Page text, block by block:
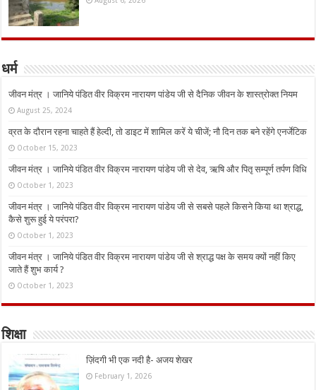
धर्म
जीवन मंत्र । जानिये पंडित वीर विक्रम नारायण पांडेय जी से दैनिक जीवन के शास्त्रोक्त नियम
August 25, 2024
व्रत के दौरान रहना चाहते हैं हेल्दी, तो डाइट में शामिल करें ये चीजें; नौ दिन तक बने रहेंगे एनर्जेटिक
October 15, 2023
जीवन मंत्र । जानिये पंडित वीर विक्रम नारायण पांडेय जी से देव, ऋषि और पितृ सम्पूर्ण तर्पण विधि
October 1, 2023
जीवन मंत्र । जानिये पंडित वीर विक्रम नारायण पांडेय जी से सबसे पहले किसने किया था श्राद्ध,
कैसे शुरू हुई ये परंपरा?
October 1, 2023
जीवन मंत्र । जानिये पंडित वीर विक्रम नारायण पांडेय जी से श्राद्ध पक्ष के समय क्यों नहीं किए
जाते हैं शुभ कार्य ?
October 1, 2023
शिक्षा
ज़िंदगी भी एक नदी है- अजय शेखर
February 1, 2026